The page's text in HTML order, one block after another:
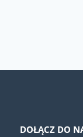
DOŁĄCZ DO